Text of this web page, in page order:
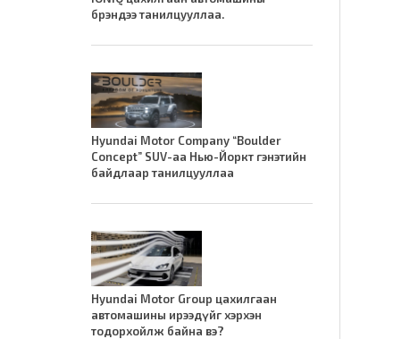
брэндээ танилцууллаа.
Hyundai Motor Company “Boulder
Concept” SUV-аа Нью-Йоркт гэнэтийн
байдлаар танилцууллаа
Hyundai Motor Group цахилгаан
автомашины ирээдүйг хэрхэн
тодорхойлж байна вэ?